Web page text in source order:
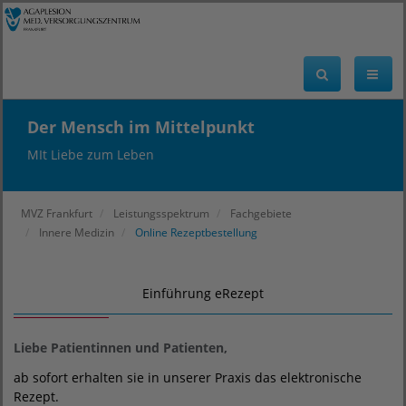
Der Mensch im Mittelpunkt
MIt Liebe zum Leben
MVZ Frankfurt Leistungsspektrum
Fachgebiete
Innere Medizin
Online Rezeptbestellung
Einführung eRezept
Liebe Patientinnen und Patienten,
ab sofort erhalten sie in unserer Praxis das elektronische
Rezept.